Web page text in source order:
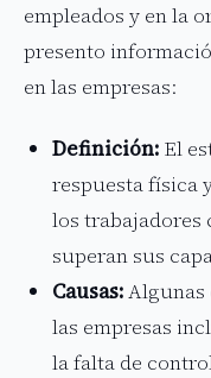
empleados y en la
presento
en las empresas:
Definición: El
respuesta física
los trabajadores
superan sus
Causas:Algunas
las empresas
la falta de